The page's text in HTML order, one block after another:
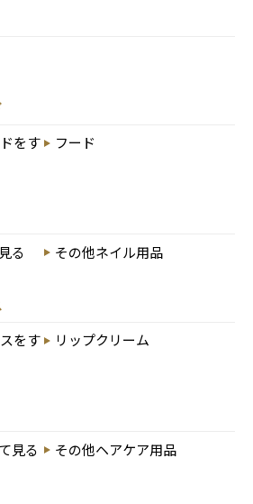
をす
フード
る その他ネイル用品
をす
リップクリーム
見る
その他ヘアケア用品